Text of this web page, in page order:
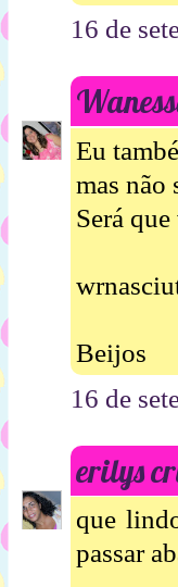
16 de
Eu
mas não
Será
Beijos
16 de
erilys
que
passar